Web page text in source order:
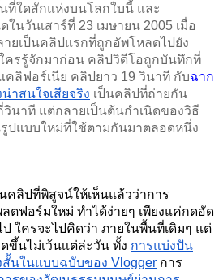
ที่ใดสักแห่งบนโลกใบนี้ และ
ในวันเสาร์ที่ 23 เมษายน 2005 เมื่อ
ายเป็นคลิปแรกที่ถูกอัพโหลดไปยัง
ใครรู้จักมาก่อน คลิปวิดีโอถูกบันทึกที่
คลิฟอร์เนีย คลิปยาว 19 วินาที กับฉาก
าสนใจเสียจริง เป็นคลิปที่ถ่ายกัน
วินาที แต่กลายเป็นต้นกำเนิดของวิธี
รูปแบบใหม่ที่ใช้ตามกันมาตลอดหนึ่ง
นคลิปที่พิสูจน์ให้เห็นแล้วว่าการ
ตฟอร์มใหม่ ทำได้ง่ายๆ เพียงแค่กดอัด
ใครจะไปคิดว่า ภายในพื้นที่เดิมๆ แต่
ขึ้นไม่เว้นเเต่ล่ะวัน ทั้ง การแบ่งปัน
นในแบบฉบับของ Vlogger การ